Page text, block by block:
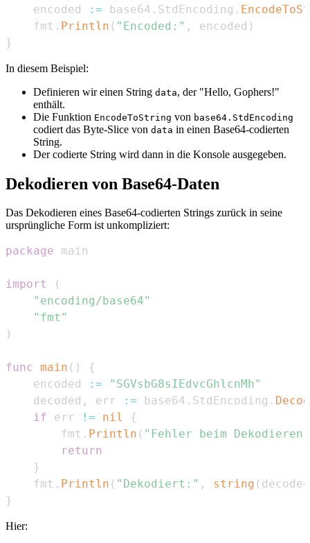
    encoded
:= base64 . StdEncoding .
    fmt
. Println ( "Encoded:" , encoded )
}
In diesem Beispiel:
Definieren wir einen String data, der "Hello, Gophers!"
enthält.
Die Funktion EncodeToString von base64.StdEncoding
codiert das Byte-Slice von data in einen Base64-codierten
String.
Der codierte String wird dann in die Konsole ausgegeben.
Dekodieren von Base64-Daten
Das Dekodieren eines Base64-codierten Strings zurück in seine
ursprüngliche Form ist unkompliziert:
package
import
(
"encoding/base64"
"fmt"
)
func main ( )
{
    encoded
:=
"SGVsbG8sIEdvcGhlcnMh"
    decoded
, err := base64 . StdEncoding .
if err != nil
{
        fmt
. Println ( "Fehler beim
return
}
    fmt
. Println ( "Dekodiert:" , string ( decoded
}
Hier: